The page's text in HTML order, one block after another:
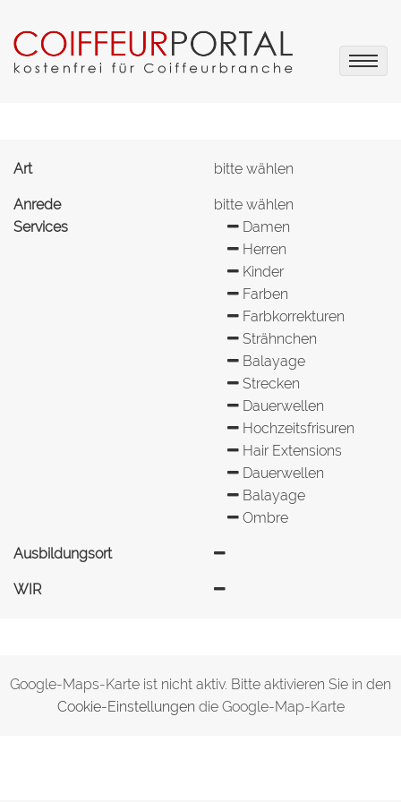
Art bitte wählen
Anrede
bitte wählen
Services
Damen
Herren
Kinder
Farben
Farbkorrekturen
Strähnchen
Balayage
Strecken
Dauerwellen
Hochzeitsfrisuren
Hair Extensions
Dauerwellen
Balayage
Ombre
Ausbildungsort
WIR
Google-Maps-Karte ist nicht aktiv. Bitte aktivieren Sie in den
Cookie-Einstellungen die Google-Map-Karte